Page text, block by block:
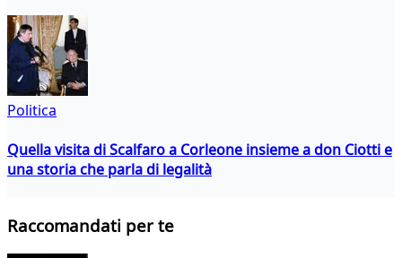
Politica
Quella visita di Scalfaro a Corleone insieme a don Ciotti e
una storia che parla di legalità
Raccomandati per te